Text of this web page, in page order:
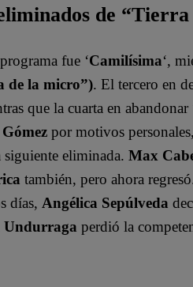
de
fue ‘Camilísima‘,
de la micro”). El tercero en
que la cuarta en abandonar
por motivos
siguiente eliminada. Max
también, pero ahora
días, Angélica Sepúlveda
Undurraga perdió la